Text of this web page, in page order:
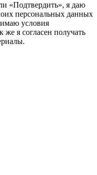
«Подтвердить», я даю
персональных данных
условия
же я согласен получать